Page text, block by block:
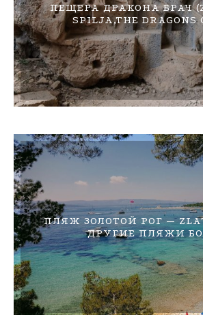
ПЕЩЕРА ДРАКОНА БРАЧ
SPILJA,THE DRAGONS
ПЛЯЖ ЗОЛОТОЙ РОГ —
ДРУГИЕ ПЛЯЖИ